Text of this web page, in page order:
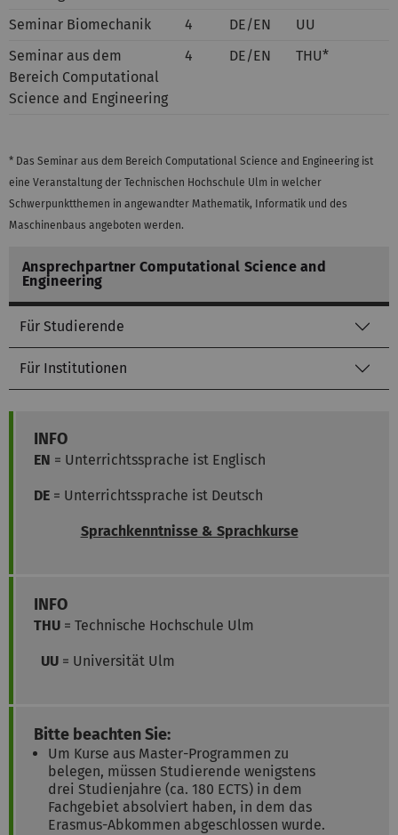
Seminar Biomechanik
4 DE/EN
UU
Seminar aus dem
Bereich Computational
Science and Engineering
4 DE/EN THU*
* Das Seminar aus dem Bereich Computational Science and Engineering ist
eine Veranstaltung der Technischen Hochschule Ulm in welcher
Schwerpunktthemen in angewandter Mathematik, Informatik und des
Maschinenbaus angeboten werden.
Ansprechpartner Computational Science and
Engineering
Für Studierende
Für Institutionen
INFO
EN = Unterrichtssprache ist Englisch
DE = Unterrichtssprache ist Deutsch
Sprachkenntnisse & Sprachkurse
INFO
THU = Technische Hochschule Ulm
UU = Universität Ulm
Bitte beachten Sie:
Um Kurse aus Master-Programmen zu
belegen, müssen Studierende wenigstens
drei Studienjahre (ca. 180 ECTS) in dem
Fachgebiet absolviert haben, in dem das
Erasmus-Abkommen abgeschlossen wurde.